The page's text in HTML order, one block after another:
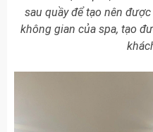
sau quầy để tạo nên
không gian của spa, tạo